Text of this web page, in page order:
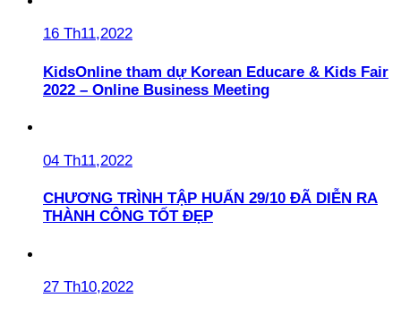
16 Th11,2022
KidsOnline tham dự Korean Educare & Kids Fair
2022 – Online Business Meeting
04 Th11,2022
CHƯƠNG TRÌNH TẬP HUẤN 29/10 ĐÃ DIỄN RA
THÀNH CÔNG TỐT ĐẸP
27 Th10,2022